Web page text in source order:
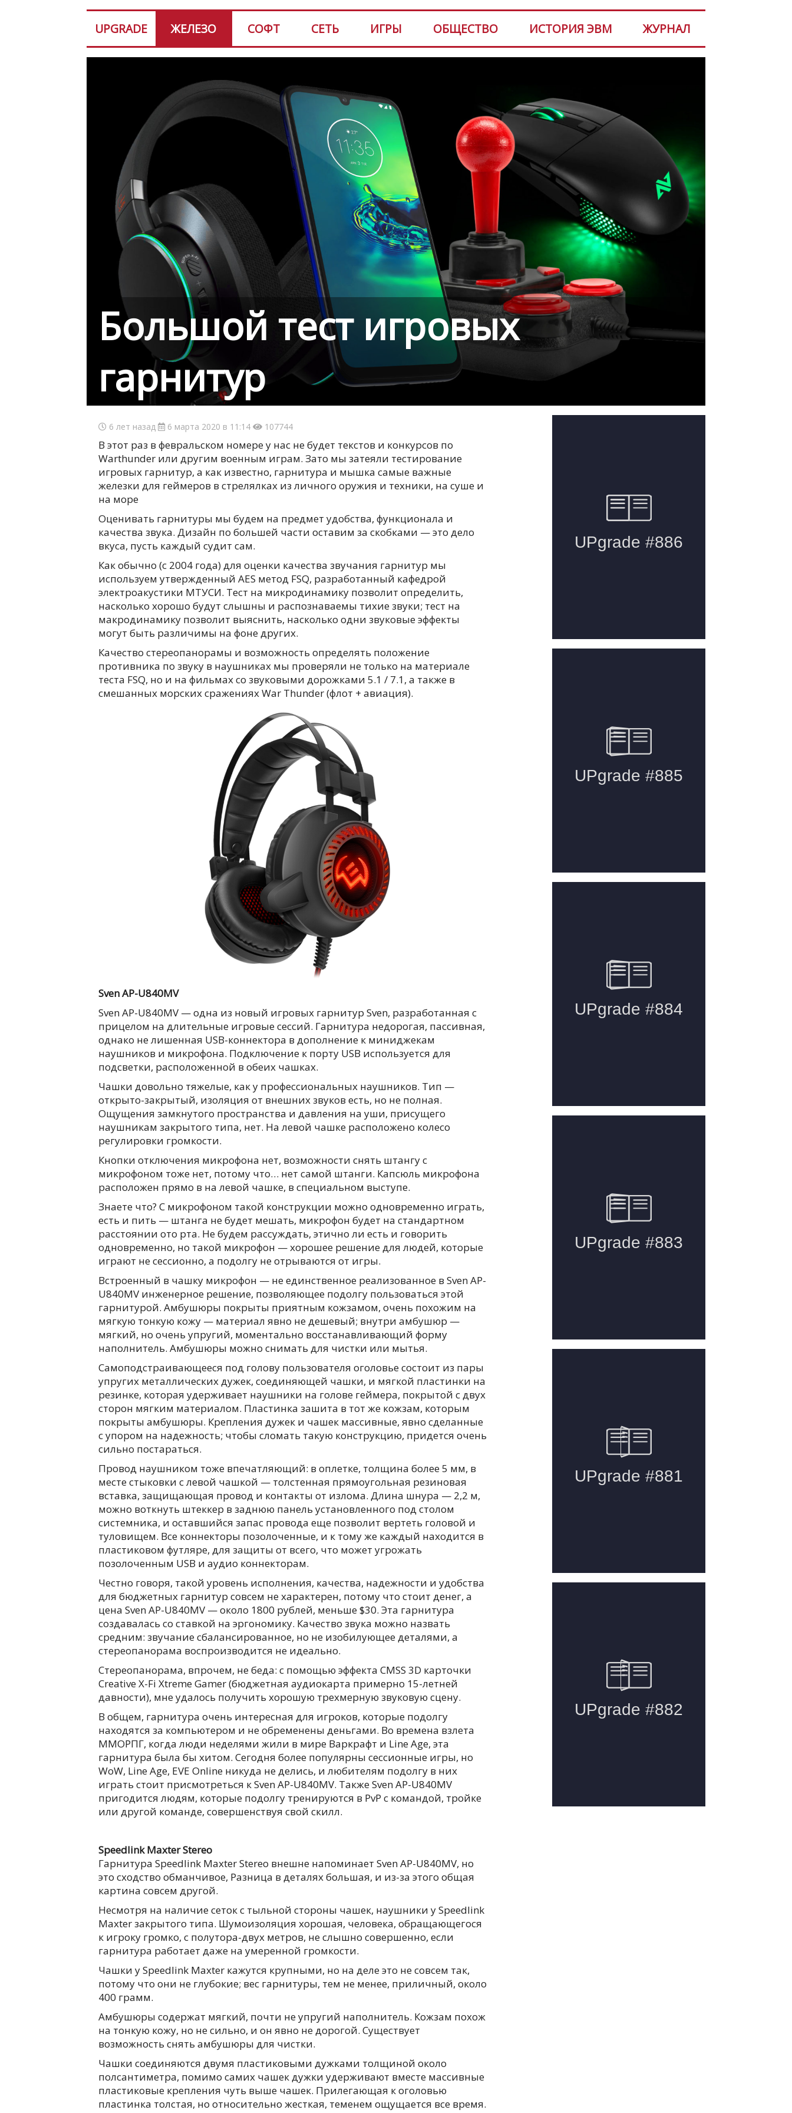
UPGRADE ЖЕЛЕЗО СОФТ СЕТЬ ИГРЫ ОБЩЕСТВО ИСТОРИЯ ЭВМ ЖУРНАЛ
Большой тест игровых
гарнитур
6 лет назад 6 марта 2020 в 11:14 107744
В этот раз в февральском номере у нас не будет текстов и конкурсов по
Warthunder или другим военным играм. Зато мы затеяли тестирование
игровых гарнитур, а как известно, гарнитура и мышка самые важные
железки для геймеров в стрелялках из личного оружия и техники, на суше и
на море
Оценивать гарнитуры мы будем на предмет удобства, функционала и
качества звука. Дизайн по большей части оставим за скобками — это дело
вкуса, пусть каждый судит сам.
Как обычно (с 2004 года) для оценки качества звучания гарнитур мы
используем утвержденный AES метод FSQ, разработанный кафедрой
электроакустики МТУСИ. Тест на микродинамику позволит определить,
насколько хорошо будут слышны и распознаваемы тихие звуки; тест на
макродинамику позволит выяснить, насколько одни звуковые эффекты
могут быть различимы на фоне других.
Качество стереопанорамы и возможность определять положение
противника по звуку в наушниках мы проверяли не только на материале
теста FSQ, но и на фильмах со звуковыми дорожками 5.1 / 7.1, а также в
смешанных морских сражениях War Thunder (флот + авиация).
Sven AP-U840MV
Sven AP-U840MV — одна из новый игровых гарнитур Sven, разработанная с
прицелом на длительные игровые сессий. Гарнитура недорогая, пассивная,
однако не лишенная USB-коннектора в дополнение к миниджекам
наушников и микрофона. Подключение к порту USB используется для
подсветки, расположенной в обеих чашках.
Чашки довольно тяжелые, как у профессиональных наушников. Тип —
открыто-закрытый, изоляция от внешних звуков есть, но не полная.
Ощущения замкнутого пространства и давления на уши, присущего
наушникам закрытого типа, нет. На левой чашке расположено колесо
регулировки громкости.
Кнопки отключения микрофона нет, возможности снять штангу с
микрофоном тоже нет, потому что… нет самой штанги. Капсюль микрофона
расположен прямо в на левой чашке, в специальном выступе.
Знаете что? С микрофоном такой конструкции можно одновременно играть,
есть и пить — штанга не будет мешать, микрофон будет на стандартном
расстоянии ото рта. Не будем рассуждать, этично ли есть и говорить
одновременно, но такой микрофон — хорошее решение для людей, которые
играют не сессионно, а подолгу не отрываются от игры.
Встроенный в чашку микрофон — не единственное реализованное в Sven AP-
U840MV инженерное решение, позволяющее подолгу пользоваться этой
гарнитурой. Амбушюры покрыты приятным кожзамом, очень похожим на
мягкую тонкую кожу — материал явно не дешевый; внутри амбушюр —
мягкий, но очень упругий, моментально восстанавливающий форму
наполнитель. Амбушюры можно снимать для чистки или мытья.
Самоподстраивающееся под голову пользователя оголовье состоит из пары
упругих металлических дужек, соединяющей чашки, и мягкой пластинки на
резинке, которая удерживает наушники на голове геймера, покрытой с двух
сторон мягким материалом. Пластинка зашита в тот же кожзам, которым
покрыты амбушюры. Крепления дужек и чашек массивные, явно сделанные
с упором на надежность; чтобы сломать такую конструкцию, придется очень
сильно постараться.
Провод наушником тоже впечатляющий: в оплетке, толщина более 5 мм, в
месте стыковки с левой чашкой — толстенная прямоугольная резиновая
вставка, защищающая провод и контакты от излома. Длина шнура — 2,2 м,
можно воткнуть штеккер в заднюю панель установленного под столом
системника, и оставшийся запас провода еще позволит вертеть головой и
туловищем. Все коннекторы позолоченные, и к тому же каждый находится в
пластиковом футляре, для защиты от всего, что может угрожать
позолоченным USB и аудио коннекторам.
Честно говоря, такой уровень исполнения, качества, надежности и удобства
для бюджетных гарнитур совсем не характерен, потому что стоит денег, а
цена Sven AP-U840MV — около 1800 рублей, меньше $30. Эта гарнитура
создавалась со ставкой на эргономику. Качество звука можно назвать
средним: звучание сбалансированное, но не изобилующее деталями, а
стереопанорама воспроизводится не идеально.
Стереопанорама, впрочем, не беда: с помощью эффекта CMSS 3D карточки
Creative X-Fi Xtreme Gamer (бюджетная аудиокарта примерно 15-летней
давности), мне удалось получить хорошую трехмерную звуковую сцену.
В общем, гарнитура очень интересная для игроков, которые подолгу
находятся за компьютером и не обременены деньгами. Во времена взлета
ММОРПГ, когда люди неделями жили в мире Варкрафт и Line Age, эта
гарнитура была бы хитом. Сегодня более популярны сессионные игры, но
WoW, Line Age, EVE Online никуда не делись, и любителям подолгу в них
играть стоит присмотреться к Sven AP-U840MV. Также Sven AP-U840MV
пригодится людям, которые подолгу тренируются в PvP с командой, тройке
или другой команде, совершенствуя свой скилл.
Speedlink Maxter Stereo
Гарнитура Speedlink Maxter Stereo внешне напоминает Sven AP-U840MV, но
это сходство обманчивое, Разница в деталях большая, и из-за этого общая
картина совсем другой.
Несмотря на наличие сеток с тыльной стороны чашек, наушники у Speedlink
Maxter закрытого типа. Шумоизоляция хорошая, человека, обращающегося
к игроку громко, с полутора-двух метров, не слышно совершенно, если
гарнитура работает даже на умеренной громкости.
Чашки у Speedlink Maxter кажутся крупными, но на деле это не совсем так,
потому что они не глубокие; вес гарнитуры, тем не менее, приличный, около
400 грамм.
Амбушюры содержат мягкий, почти не упругий наполнитель. Кожзам похож
на тонкую кожу, но не сильно, и он явно не дорогой. Существует
возможность снять амбушюры для чистки.
Чашки соединяются двумя пластиковыми дужками толщиной около
полсантиметра, помимо самих чашек дужки удерживают вместе массивные
пластиковые крепления чуть выше чашек. Прилегающая к оголовью
пластинка толстая, но относительно жесткая, теменем ощущается все время.